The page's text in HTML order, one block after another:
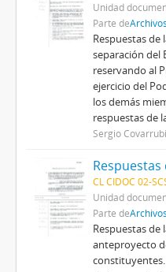
Unidad
Parte de
Respuestas de
separación del
reservando al
ejercicio del
los demás
respuestas de
Sergio
CL CIDOC 02-
Unidad
Parte de
Respuestas
anteproyecto